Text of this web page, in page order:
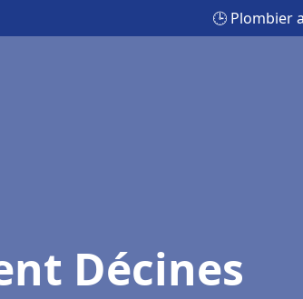
🕒 Plombier
Décines